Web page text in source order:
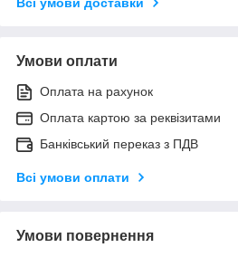
Умови оплати
Оплата на рахунок
Оплата картою за реквізитами
Банківський переказ з ПДВ
Всі умови оплати
Умови повернення